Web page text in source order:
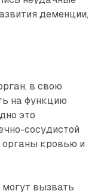
деменции,
в свою
на функцию
это
сосудистой
органы кровью и
вызвать